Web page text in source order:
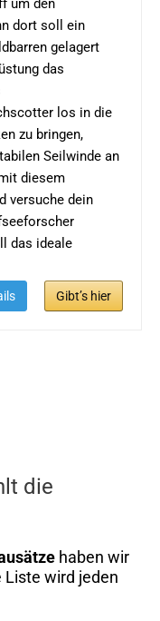
um den
dort soll ein
gelagert
das
los in die
zu bringen,
Seilwinde an
diesem
versuche dein
das ideale
Gibt’s hier
die
haben wir
wird jeden